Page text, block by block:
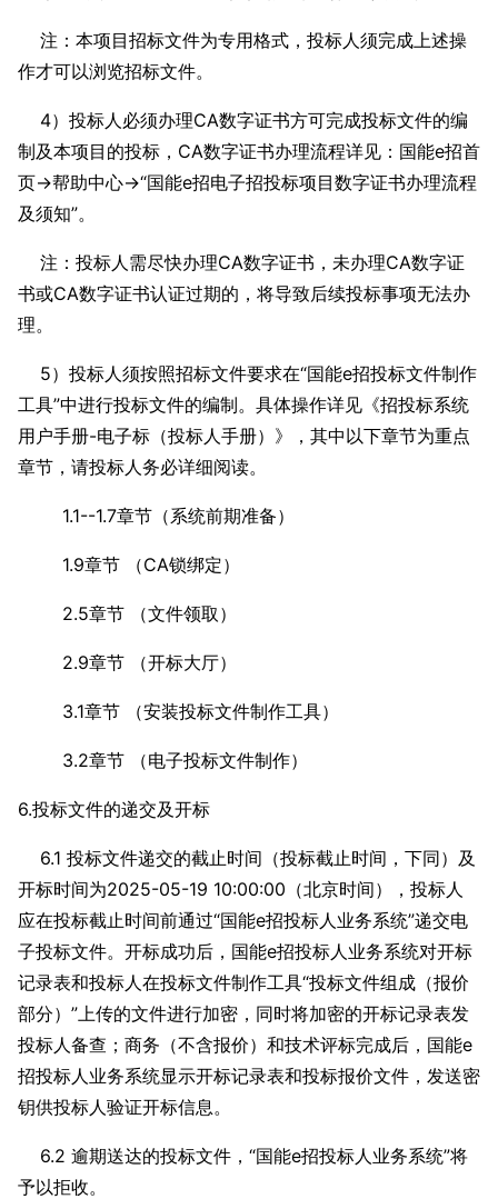
注：本项目招标文件为专用格式，投标人须完成上述操
作才可以浏览招标文件。
4）投标人必须办理CA数字证书方可完成投标文件的编
制及本项目的投标，CA数字证书办理流程详见：国能e招首
页→帮助中心→“国能e招电子招投标项目数字证书办理流程
及须知”。
注：投标人需尽快办理CA数字证书，未办理CA数字证
书或CA数字证书认证过期的，将导致后续投标事项无法办
理。
5）投标人须按照招标文件要求在“国能e招投标文件制作
工具”中进行投标文件的编制。具体操作详见《招投标系统
用户手册-电子标（投标人手册）》，其中以下章节为重点
章节，请投标人务必详细阅读。
1.1--1.7章节（系统前期准备）
1.9章节 （CA锁绑定）
2.5章节 （文件领取）
2.9章节 （开标大厅）
3.1章节 （安装投标文件制作工具）
3.2章节 （电子投标文件制作）
6.投标文件的递交及开标
6.1 投标文件递交的截止时间（投标截止时间，下同）及
开标时间为2025-05-19 10:00:00（北京时间），投标人
应在投标截止时间前通过“国能e招投标人业务系统”递交电
子投标文件。开标成功后，国能e招投标人业务系统对开标
记录表和投标人在投标文件制作工具“投标文件组成（报价
部分）”上传的文件进行加密，同时将加密的开标记录表发
投标人备查；商务（不含报价）和技术评标完成后，国能e
招投标人业务系统显示开标记录表和投标报价文件，发送密
钥供投标人验证开标信息。
6.2 逾期送达的投标文件，“国能e招投标人业务系统”将
予以拒收。